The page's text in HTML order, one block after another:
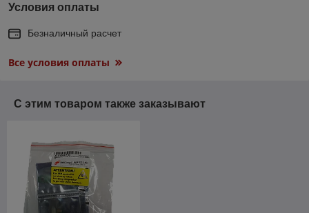
Условия оплаты
Безналичный расчет
Все условия оплаты
С этим товаром также заказывают